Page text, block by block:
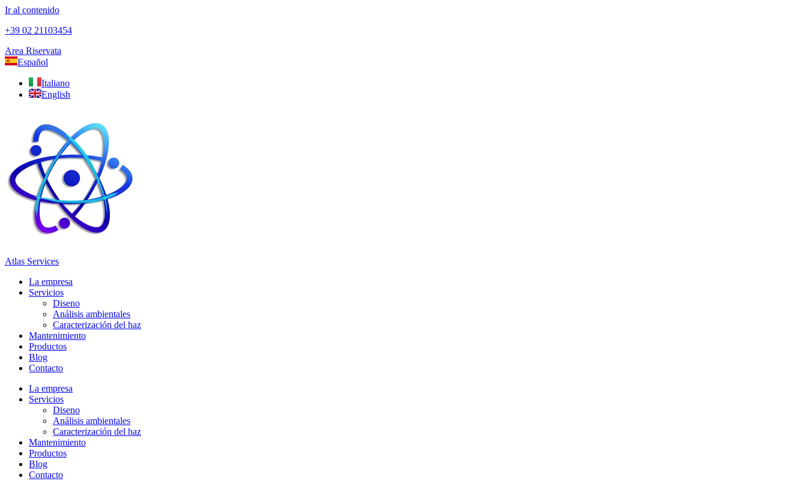
Ir al contenido
+39 02 21103454
Area Riservata
Español
Italiano
English
Atlas Services
La empresa
Servicios
Diseno
Análisis ambientales
Caracterización del haz
Mantenimiento
Productos
Blog
Contacto
La empresa
Servicios
Diseno
Análisis ambientales
Caracterización del haz
Mantenimiento
Productos
Blog
Contacto